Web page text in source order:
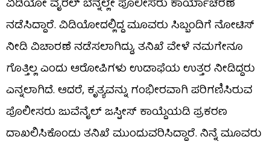
ವಿಡಿಯೋ ವೈರಲ್ ಬೆನ್ನಲ್ಲೇ ಪೊಲೀಸರು ಕಾರ್ಯಾಚರಣೆ
ನಡೆಸಿದ್ದಾರೆ. ವಿಡಿಯೋದಲ್ಲಿದ್ದ ಮೂವರು ಸಿಬ್ಬಂದಿಗೆ ನೋಟಿಸ್
ನೀಡಿ ವಿಚಾರಣೆ ನಡೆಸಲಾಗಿದ್ದು, ತನಿಖೆ ವೇಳೆ ನಮಗೇನೂ
ಗೊತ್ತಿಲ್ಲ ಎಂದು ಆರೋಪಿಗಳು ಉಡಾಫೆಯ ಉತ್ತರ ನೀಡಿದ್ದರು
ಎನ್ನಲಾಗಿದೆ. ಆದರೆ, ಕೃತ್ಯವನ್ನು ಗಂಭೀರವಾಗಿ ಪರಿಗಣಿಸಿರುವ
ಪೊಲೀಸರು ಜುವೆನೈಲ್ ಜಸ್ಟೀಸ್ ಕಾಯ್ದೆಯಡಿ ಪ್ರಕರಣ
ದಾಖಲಿಸಿಕೊಂಡು ತನಿಖೆ ಮುಂದುವರಿಸಿದ್ದಾರೆ. ನಿನ್ನೆ ಮೂವರು